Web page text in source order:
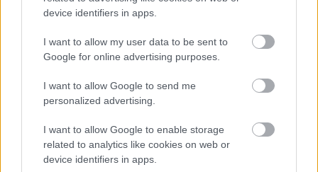
device identifiers in apps.
I want to allow my user data to be sent to
Google for online advertising purposes.
I want to allow Google to send me
personalized advertising.
I want to allow Google to enable storage
related to analytics like cookies on web or
device identifiers in apps.